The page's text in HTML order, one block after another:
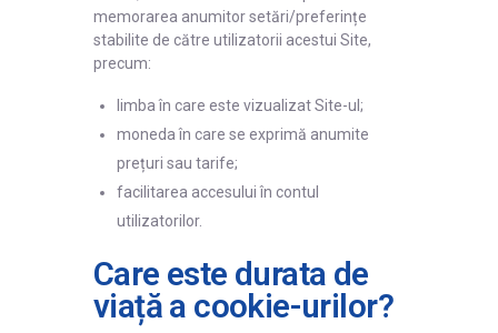
memorarea anumitor setări/preferințe
stabilite de către utilizatorii acestui Site,
precum:
limba în care este vizualizat Site-ul;
moneda în care se exprimă anumite
prețuri sau tarife;
facilitarea accesului în contul
utilizatorilor.
Care este durata de
viață a cookie-urilor?